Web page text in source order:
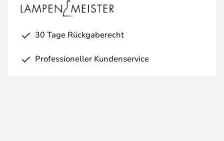
30 Tage Rückgaberecht
Professioneller Kundenservice